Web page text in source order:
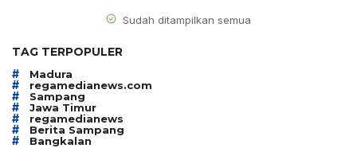
Sudah ditampilkan semua
TAG TERPOPULER
# Madura
# regamedianews.com
# Sampang
# Jawa Timur
# regamedianews
# Berita Sampang
# Bangkalan